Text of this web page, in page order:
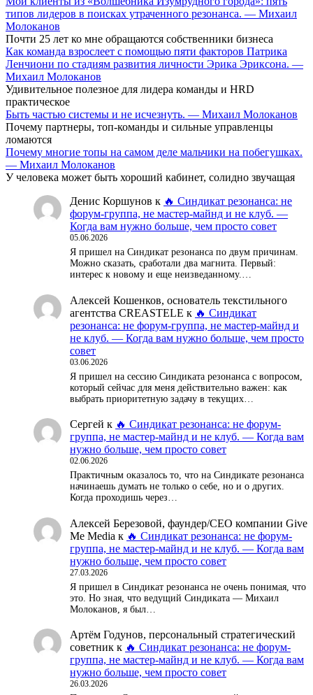
типов лидеров в поисках утраченного резонанса. — Михаил
Молоканов
Почти 25 лет ко мне обращаются собственники бизнеса
Как команда взрослеет с помощью пяти факторов Патрика
Ленчиони по стадиям развития личности Эрика Эриксона. —
Михаил Молоканов
Удивительное полезное для лидера команды и HRD
практическое
Быть частью системы и не исчезнуть. — Михаил Молоканов
Почему партнеры, топ-команды и сильные управленцы
ломаются
Почему многие топы на самом деле мальчики на побегушках.
— Михаил Молоканов
У человека может быть хороший кабинет, солидно звучащая
Денис Коршунов к 🔥 Синдикат резонанса: не
форум-группа, не мастер-майнд и не клуб. —
Когда вам нужно больше, чем просто совет
05.06.2026
Я пришел на Синдикат резонанса по двум причинам.
Можно сказать, сработали два магнита. Первый:
интерес к новому и еще неизведанному.…
Алексей Кошенков, основатель текстильного
агентства CREASTELE к 🔥 Синдикат
резонанса: не форум-группа, не мастер-майнд и
не клуб. — Когда вам нужно больше, чем просто
совет
03.06.2026
Я пришел на сессию Синдиката резонанса с вопросом,
который сейчас для меня действительно важен: как
выбрать приоритетную задачу в текущих…
Сергей к 🔥 Синдикат резонанса: не форум-
группа, не мастер-майнд и не клуб. — Когда вам
нужно больше, чем просто совет
02.06.2026
Практичным оказалось то, что на Синдикате резонанса
начинаешь думать не только о себе, но и о других.
Когда проходишь через…
Алексей Березовой, фаундер/СЕО компании Give
Me Media к 🔥 Синдикат резонанса: не форум-
группа, не мастер-майнд и не клуб. — Когда вам
нужно больше, чем просто совет
27.03.2026
Я пришел в Синдикат резонанса не очень понимая, что
это. Но зная, что ведущий Синдиката — Михаил
Молоканов, я был…
Артём Годунов, персональный стратегический
советник к 🔥 Синдикат резонанса: не форум-
группа, не мастер-майнд и не клуб. — Когда вам
нужно больше, чем просто совет
26.03.2026